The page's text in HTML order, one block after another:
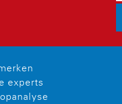
experts